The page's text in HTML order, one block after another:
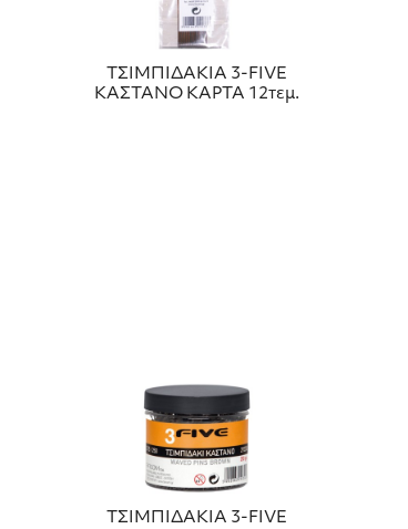
ΤΣΙΜΠΙΔΑΚΙΑ 3-FIVE
ΚΑΣΤΑΝΟ ΚΑΡΤΑ 12τεμ.
ΤΣΙΜΠΙΔΑΚΙΑ 3-FIVE